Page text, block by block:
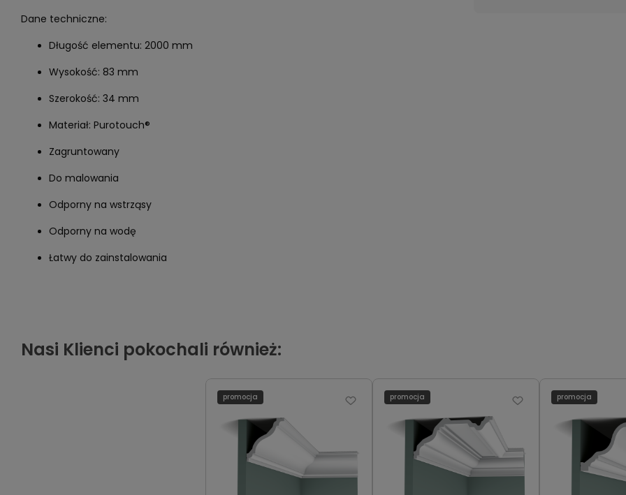
Dane techniczne:
Długość elementu: 2000 mm
Wysokość: 83 mm
Szerokość: 34 mm
Materiał: Purotouch®
Zagruntowany
Do malowania
Odporny na wstrząsy
Odporny na wodę
Łatwy do zainstalowania
Nasi Klienci pokochali również:
promocja promocja promocja